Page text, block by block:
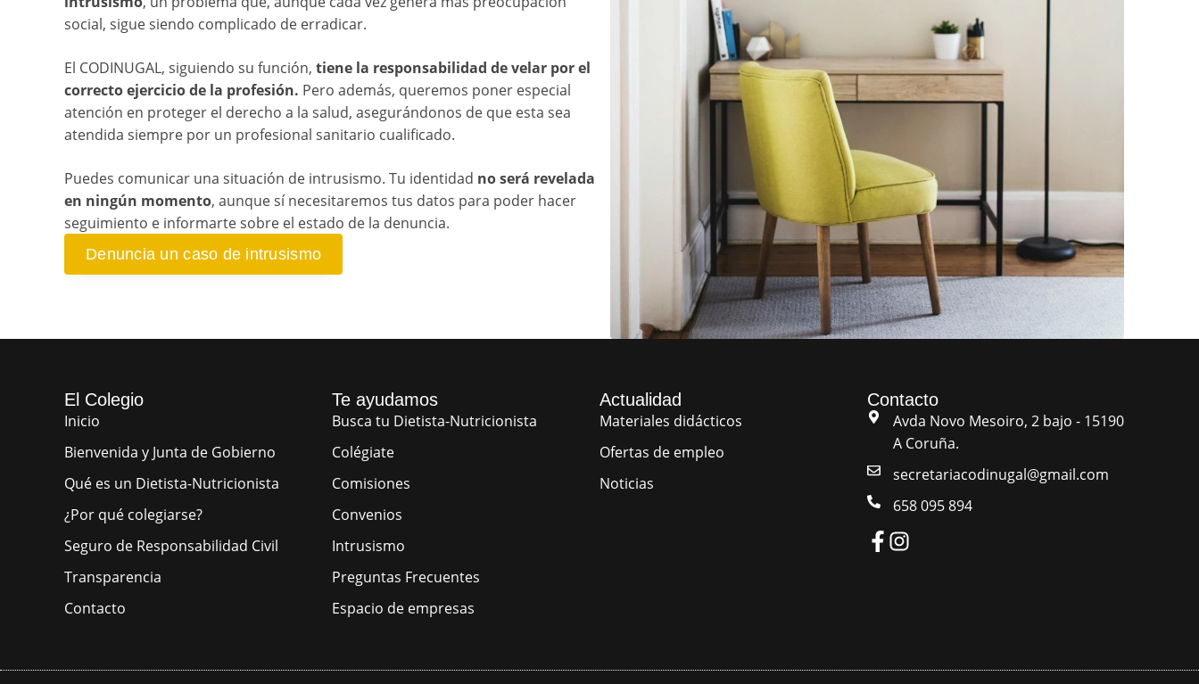
social, sigue siendo complicado de erradicar.
El CODINUGAL, siguiendo su función, tiene la responsabilidad de velar por el
correcto ejercicio de la profesión. Pero además, queremos poner especial
atención en proteger el derecho a la salud, asegurándonos de que esta sea
atendida siempre por un profesional sanitario cualificado.
Puedes comunicar una situación de intrusismo. Tu identidad no será revelada
en ningún momento, aunque sí necesitaremos tus datos para poder hacer
seguimiento e informarte sobre el estado de la denuncia.
Denuncia un caso de intrusismo
El Colegio
Inicio
Bienvenida y Junta de Gobierno
Qué es un Dietista-Nutricionista
¿Por qué colegiarse?
Seguro de Responsabilidad Civil
Transparencia
Contacto
Te ayudamos
Busca tu Dietista-Nutricionista
Colégiate
Comisiones
Convenios
Intrusismo
Preguntas Frecuentes
Espacio de empresas
Actualidad
Materiales didácticos
Ofertas de empleo
Noticias
Contacto
Avda Novo Mesoiro, 2 bajo - 15190
A Coruña.
secretariacodinugal@gmail.com
658 095 894